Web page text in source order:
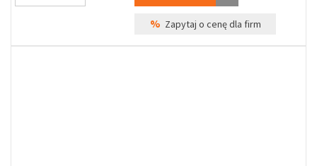
% Zapytaj o cenę dla firm